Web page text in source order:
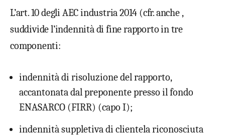
L’art. 10 degli AEC industria 2014 (cfr. anche ,
suddivide l’indennità di fine rapporto in tre
componenti:
indennità di risoluzione del rapporto,
accantonata dal preponente presso il fondo
ENASARCO (FIRR) (capo I);
indennità suppletiva di clientela riconosciuta